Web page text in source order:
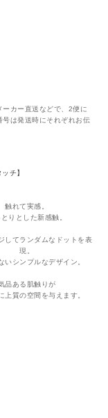
カー直送などで、2便に
は発送時にそれぞれお伝
触れて実感。
とりとした新感触。
してランダムなドットを表
現。
いシンプルなデザイン。
品ある肌触りが
上質の空間を与えます。